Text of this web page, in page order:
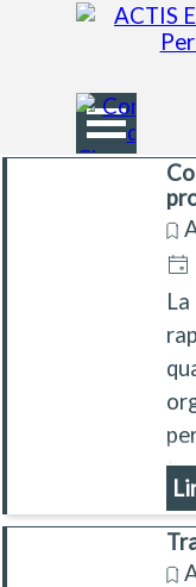
Aller au contenu
Sauter le